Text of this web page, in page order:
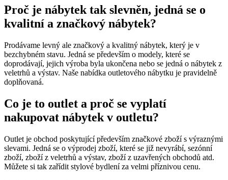
Proč je nábytek tak slevněn, jedná se o
kvalitní a značkový nábytek?
Prodávame levný ale značkový a kvalitný nábytek, který je v
bezchybném stavu. Jedná se především o modely, které se
doprodávají, jejich výroba byla ukončena nebo se jedná o nábytek z
veletrhů a výstav. Naše nabídka outletového nábytku je pravidelně
doplňovaná.
Co je to outlet a proč se vyplatí
nakupovat nábytek v outletu?
Outlet je obchod poskytující především značkové zboží s výraznými
slevami. Jedná se o výprodej zboží, které se již nevyrábí, sezónní
zboží, zboží z veletrhů a výstav, zboží z uzavřených obchodů atd.
Můžete si tak zařídit stylové bydlení za velmi příznivou cenu.